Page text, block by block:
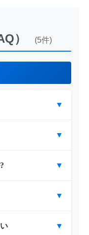
） (5件)
▼
▼
▼
▼
▼